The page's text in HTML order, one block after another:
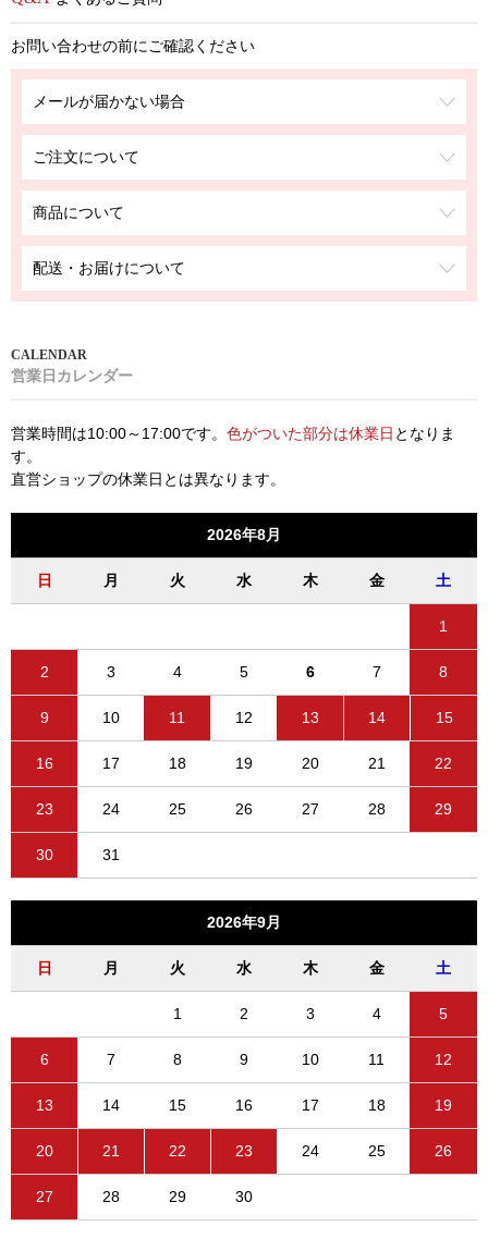
お問い合わせの前にご確認ください
メールが届かない場合
ご注文について
商品について
配送・お届けについて
営業日カレンダー
営業時間は10:00～17:00です。 色がついた部分は休業日 となりま
す。
直営ショップの休業日とは異なります。
2026年8月
日 月 火 水 木 金 土
1
2 3 4 5 6 7 8
9 10 11 12 13 14 15
16 17 18 19 20 21 22
23 24 25 26 27 28 29
30 31
2026年9月
日 月 火 水 木 金 土
1 2 3 4 5
6 7 8 9 10 11 12
13 14 15 16 17 18 19
20 21 22 23 24 25 26
27 28 29 30